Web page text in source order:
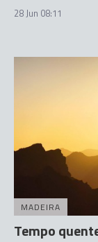
28 Jun 08:11
MADEIRA
Tempo